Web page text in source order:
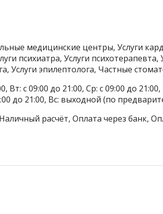
медицинские центры, Услуги
психиатра, Услуги психотерапевта,
Услуги эпилептолога, Частные
Вт: с 09:00 до 21:00, Ср: с 09:00 до 21:00,
до 21:00, Вс: выходной (по
расчёт, Оплата через банк,